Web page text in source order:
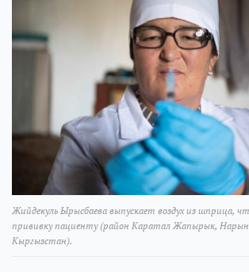
Жийдекуль Ырысбаева выпускает воздух из шприца,
прививку пациенту (район Каратал Жапырык,
Кыргызстан).